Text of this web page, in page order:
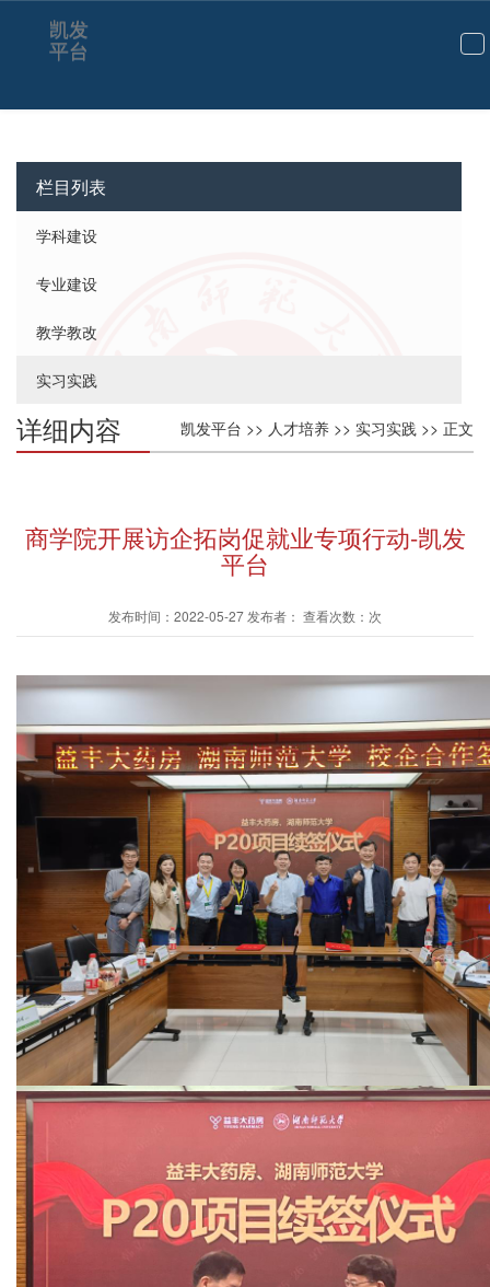
切
航
凯发
平台
栏目列表
学科建设
专业建设
教学教改
实习实践
凯发平台 >> 人才培养 >> 实习实践 >> 正文
详细内容
商学院开展访企拓岗促就业专项行动-凯发
平台
发布时间：2022-05-27 发布者： 查看次数：次